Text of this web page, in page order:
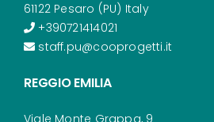
61122 Pesaro (PU) Italy
+390721414021
staff.pu@cooprogetti.it
REGGIO EMILIA